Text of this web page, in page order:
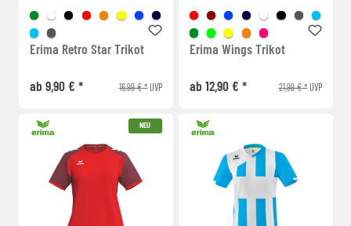
Erima Retro Star Trikot
ab 9,90 € * 16,99 € *UVP
Erima Wings Trikot
ab 12,90 € * 21,99 € *UVP
NEU